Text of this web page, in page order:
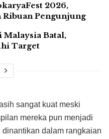
2026,
Ribuan Pengunjung
Malaysia Batal,
Target
sangat kuat meski
mereka pun menjadi
dalam rangkaian